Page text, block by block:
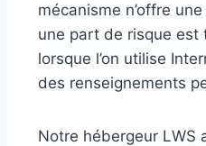
mécanisme n’offre
une part de risque est
lorsque l’on utilise
des renseignements
Notre hébergeur LWS